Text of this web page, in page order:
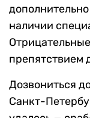
наличии
препятствием
Дозвониться
Санкт-